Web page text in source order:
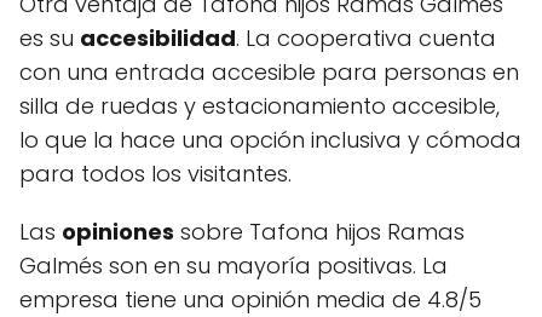
es su accesibilidad. La cooperativa cuenta
con una entrada accesible para personas en
silla de ruedas y estacionamiento accesible,
lo que la hace una opción inclusiva y cómoda
para todos los visitantes.
Las opiniones sobre Tafona hijos Ramas
Galmés son en su mayoría positivas. La
empresa tiene una opinión media de 4.8/5